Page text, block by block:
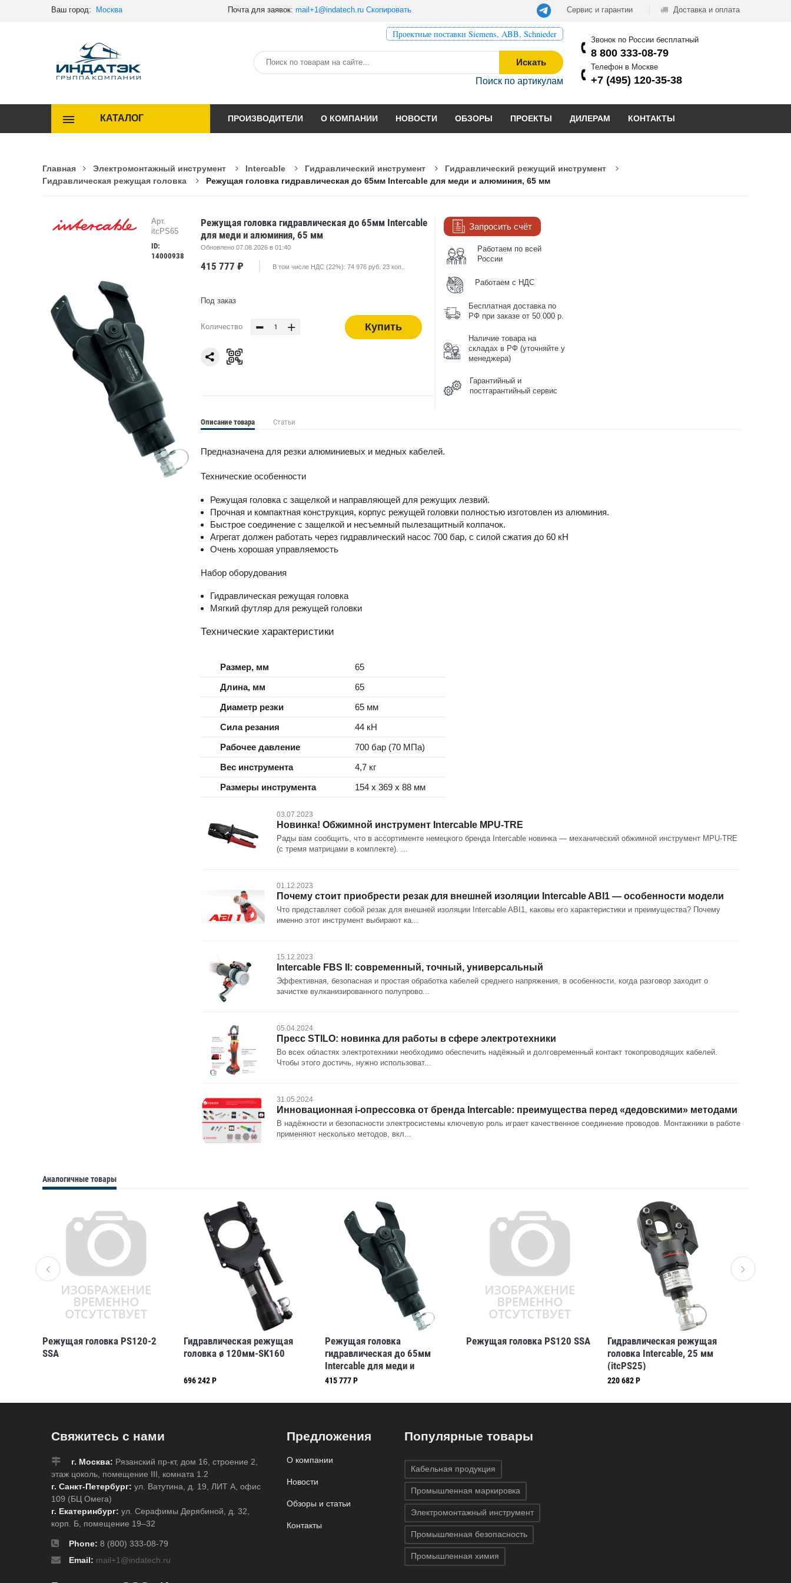
Ваш город: Москва Почта для заявок: mail+1@indatech.ru Скопировать Сервис и гарантии Доставка и оплата
Проектные поставки Siemens, ABB, Schnieder
Искать
Поиск по артикулам
Звонок по России бесплатный
8 800 333-08-79
Телефон в Москве
+7 (495) 120-35-38
КАТАЛОГ ПРОИЗВОДИТЕЛИ О КОМПАНИИ НОВОСТИ ОБЗОРЫ ПРОЕКТЫ ДИЛЕРАМ КОНТАКТЫ
Главная Электромонтажный инструмент Intercable Гидравлический инструмент
Гидравлический режущий инструмент
Гидравлическая режущая головка
Режущая головка гидравлическая до 65мм Intercable для меди и алюминия, 65 мм
Арт.
itcPS65
ID:
14000938
Режущая головка гидравлическая до 65мм Intercable
для меди и алюминия, 65 мм
Обновлено 07.08.2026 в 01:40
415 777 ₽ В том числе НДС (22%): 74 976 руб. 23 коп..
Под заказ
Количество - + Купить
Запросить счёт
Работаем по всей
России
Работаем с НДС
Бесплатная доставка по
РФ при заказе от 50 000 р.
Наличие товара на
складах в РФ (уточняйте у
менеджера)
Гарантийный и
постгарантийный сервис
Описание товара Статьи
Предназначена для резки алюминиевых и медных кабелей.
Технические особенности
Режущая головка с защелкой и направляющей для режущих лезвий.
Прочная и компактная конструкция, корпус режущей головки полностью изготовлен из алюминия.
Быстрое соединение с защелкой и несъемный пылезащитный колпачок.
Агрегат должен работать через гидравлический насос 700 бар, с силой сжатия до 60 кН
Очень хорошая управляемость
Набор оборудования
Гидравлическая режущая головка
Мягкий футляр для режущей головки
Технические характеристики
Размер, мм
65
Длина, мм
65
Диаметр резки
65 мм
Сила резания
44 кН
Рабочее давление
700 бар (70 МПа)
Вес инструмента
4,7 кг
Размеры инструмента
154 х 369 х 88 мм
03.07.2023
Новинка! Обжимной инструмент Intercable MPU-TRE
Рады вам сообщить, что в ассортименте немецкого бренда Intercable новинка — механический обжимной инструмент MPU-TRE
(с тремя матрицами в комплекте). ...
01.12.2023
Почему стоит приобрести резак для внешней изоляции Intercable ABI1 — особенности модели
Что представляет собой резак для внешней изоляции Intercable ABI1, каковы его характеристики и преимущества? Почему
именно этот инструмент выбирают ка...
15.12.2023
Intercable FBS II: современный, точный, универсальный
Эффективная, безопасная и простая обработка кабелей среднего напряжения, в особенности, когда разговор заходит о
зачистке вулканизированного полупрово...
05.04.2024
Пресс STILO: новинка для работы в сфере электротехники
Во всех областях электротехники необходимо обеспечить надёжный и долговременный контакт токопроводящих кабелей.
Чтобы этого достичь, нужно использоват...
31.05.2024
Инновационная i-опрессовка от бренда Intercable: преимущества перед «дедовскими» методами
В надёжности и безопасности электросистемы ключевую роль играет качественное соединение проводов. Монтажники в работе
применяют несколько методов, вкл...
Аналогичные товары
Режущая головка PS120-2
SSA
Гидравлическая режущая
головка ø 120мм-SK160
696 242 Р
Режущая головка
гидравлическая до 65мм
Intercable для меди и
алюминия, 65 мм
415 777 Р
Режущая головка PS120 SSA
Гидравлическая режущая
головка Intercable, 25 мм
(itcPS25)
220 682 Р
Свяжитесь с нами
г. Москва: Рязанский пр-кт, дом 16, строение 2,
этаж цоколь, помещение III, комната 1.2
г. Санкт-Петербург: ул. Ватутина, д. 19, ЛИТ А, офис
109 (БЦ Омега)
г. Екатеринбург: ул. Серафимы Дерябиной, д. 32,
корп. Б, помещение 19–32
Phone: 8 (800) 333-08-79
Email: mail+1@indatech.ru
Предложения
О компании
Новости
Обзоры и статьи
Контакты
Популярные товары
Кабельная продукция
Промышленная маркировка
Электромонтажный инструмент
Промышленная безопасность
Промышленная химия